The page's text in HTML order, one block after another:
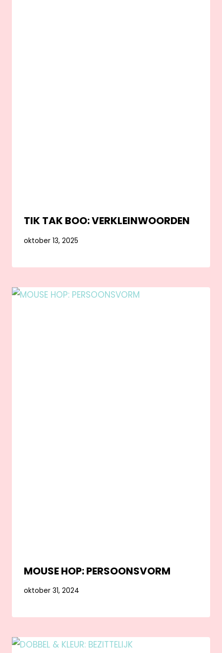
TIK TAK BOO: VERKLEINWOORDEN
oktober 13, 2025
MOUSE HOP: PERSOONSVORM
oktober 31, 2024